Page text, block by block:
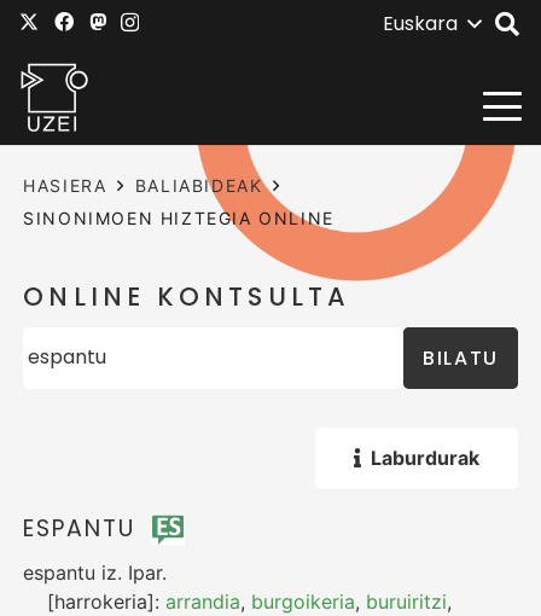
Euskara
HASIERA
BALIABIDEAK
SINONIMOEN HIZTEGIA ONLINE
ONLINE KONTSULTA
BILATU
Laburdurak
ESPANTU
espantu iz. Ipar.
[harrokeria]:arrandia, burgoikeria, buruiritzi,